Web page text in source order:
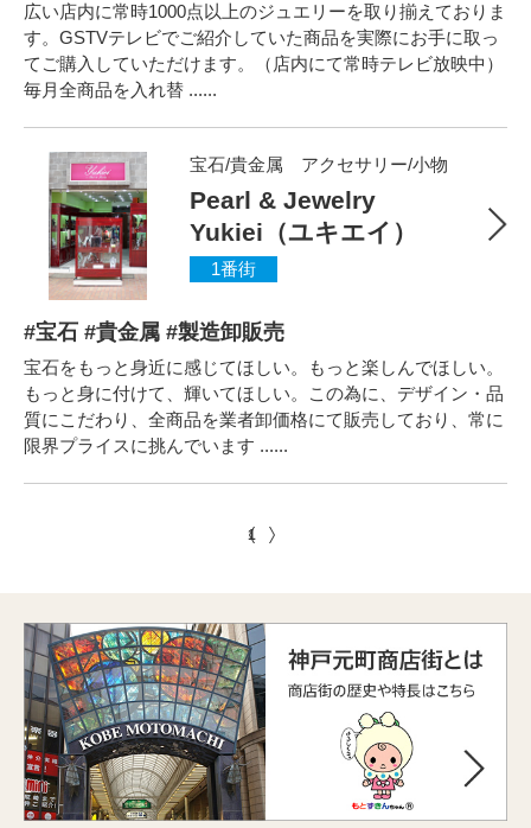
広い店内に常時1000点以上のジュエリーを取り揃えておりま
す。GSTVテレビでご紹介していた商品を実際にお手に取っ
てご購入していただけます。（店内にて常時テレビ放映中）
毎月全商品を入れ替 ......
宝石/貴金属 アクセサリー/小物
Pearl & Jewelry
Yukiei（ユキエイ）
1番街
#宝石 #貴金属 #製造卸販売
宝石をもっと身近に感じてほしい。もっと楽しんでほしい。
もっと身に付けて、輝いてほしい。この為に、デザイン・品
質にこだわり、全商品を業者卸価格にて販売しており、常に
限界プライスに挑んでいます ......
1